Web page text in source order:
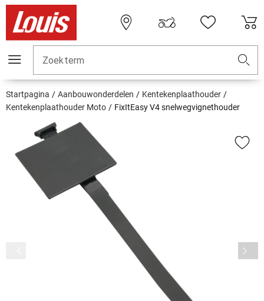
Zoekterm
Startpagina Aanbouwonderdelen
Kentekenplaathouder
Kentekenplaathouder Moto
FixItEasy V4 snelwegvignethouder